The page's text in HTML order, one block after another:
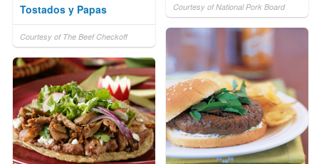
Courtesy of National Pork Board
Tostados y Papas
Courtesy of The Beef Checkoff